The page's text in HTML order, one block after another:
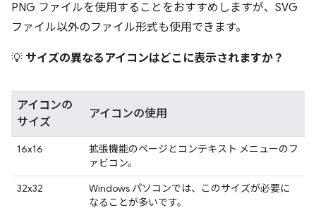
PNG ファイルを使用することをおすすめしますが、SVG
ファイル以外のファイル形式も使用できます。
💡 サイズの異なるアイコンはどこに表示されますか？
アイコンの
サイズ
アイコンの使用
16x16
拡張機能のページとコンテキスト メニューのフ
ァビコン。
32x32
Windows パソコンでは、このサイズが必要に
なることが多いです。